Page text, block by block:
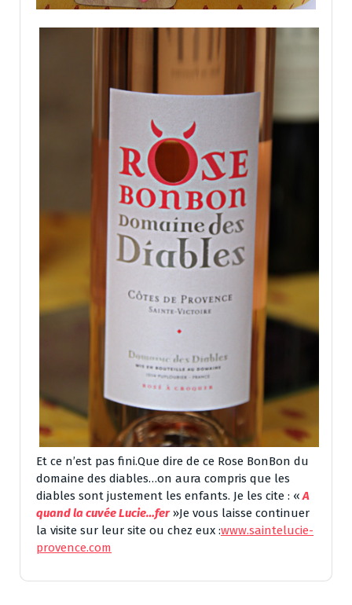
Et ce n’est pas fini.Que dire de ce Rose BonBon du
domaine des diables…on aura compris que les
diables sont justement les enfants. Je les cite : «A
quand la cuvée Lucie…fer»Je vous laisse continuer
la visite sur leur site ou chez eux :www.saintelucie-
provence.com